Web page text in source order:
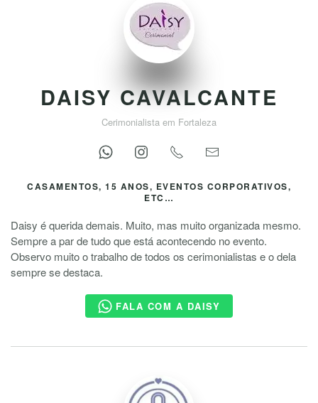
DAISY CAVALCANTE
Cerimonialista em Fortaleza
CASAMENTOS, 15 ANOS, EVENTOS CORPORATIVOS,
ETC…
Daisy é querida demais. Muito, mas muito organizada mesmo.
Sempre a par de tudo que está acontecendo no evento.
Observo muito o trabalho de todos os cerimonialistas e o dela
sempre se destaca.
FALA COM A DAISY